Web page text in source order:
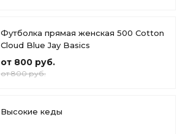
Футболка прямая женская 500 Cotton
Cloud Blue Jay Basics
от 800 руб.
от 800 руб.
Высокие кеды